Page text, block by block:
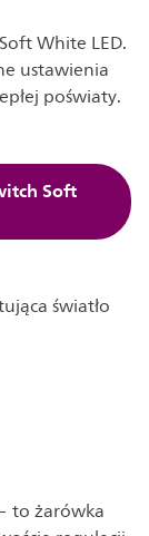
White LED.
ustawienia
poświaty.
Soft
światło
to żarówka